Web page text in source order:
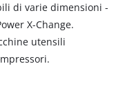
di varie dimensioni -
X-Change.
utensili